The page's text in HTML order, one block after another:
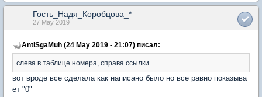
Гость_Надя_Коробцова_*
27 May 2019
AntiSgaMuh (24 May 2019 - 21:07) писал:
слева в таблице номера, справа ссылки
вот вроде все сделала как написано было но все равно показыва
ет "0"